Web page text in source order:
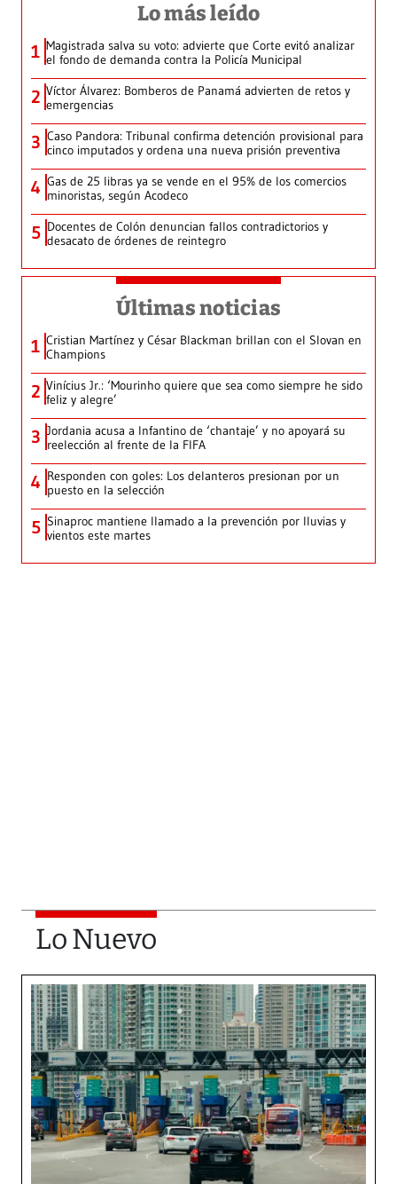
Lo más leído
1 Magistrada salva su voto: advierte que Corte evitó analizar
el fondo de demanda contra la Policía Municipal
2 Víctor Álvarez: Bomberos de Panamá advierten de retos y
emergencias
3 Caso Pandora: Tribunal confirma detención provisional para
cinco imputados y ordena una nueva prisión preventiva
4 Gas de 25 libras ya se vende en el 95% de los comercios
minoristas, según Acodeco
5 Docentes de Colón denuncian fallos contradictorios y
desacato de órdenes de reintegro
Últimas noticias
1 Cristian Martínez y César Blackman brillan con el Slovan en
Champions
2 Vinícius Jr.: ‘Mourinho quiere que sea como siempre he sido
feliz y alegre’
3 Jordania acusa a Infantino de ‘chantaje’ y no apoyará su
reelección al frente de la FIFA
4 Responden con goles: Los delanteros presionan por un
puesto en la selección
5 Sinaproc mantiene llamado a la prevención por lluvias y
vientos este martes
Lo Nuevo